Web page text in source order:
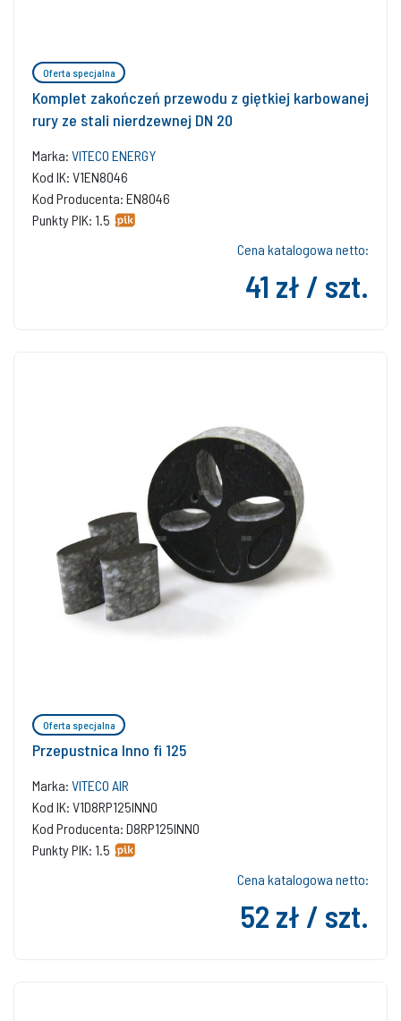
Oferta specjalna
Komplet zakończeń przewodu z giętkiej karbowanej
rury ze stali nierdzewnej DN 20
Marka: VITECO ENERGY
Kod IK: V1EN8046
Kod Producenta: EN8046
Punkty PIK: 1.5
Cena katalogowa netto:
41 zł / szt.
Oferta specjalna
Przepustnica Inno fi 125
Marka: VITECO AIR
Kod IK: V1D8RP125INNO
Kod Producenta: D8RP125INNO
Punkty PIK: 1.5
Cena katalogowa netto:
52 zł / szt.